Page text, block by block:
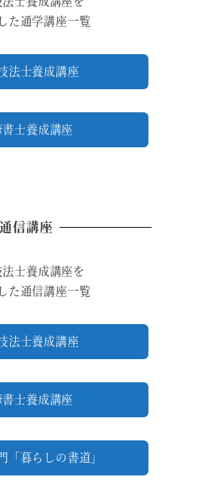
た通学講座一覧
法士養成講座
士養成講座
通信講座
士養成講座を
た通信講座一覧
法士養成講座
士養成講座
「暮らしの書道」